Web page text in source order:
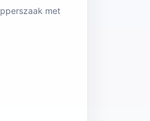
met